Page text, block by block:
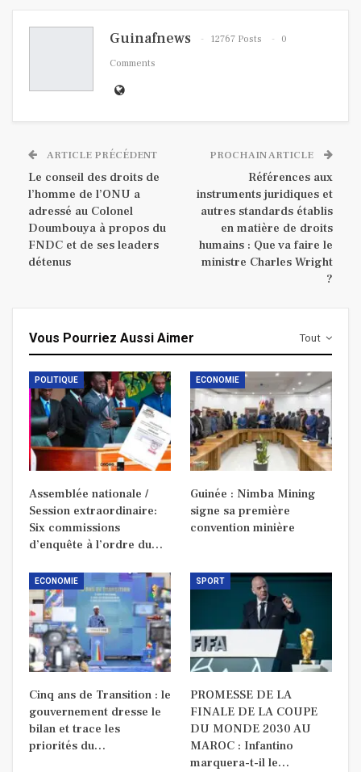
Guinafnews 12767 Posts
0
Comments
ARTICLE PRÉCÉDENT
Le conseil des droits de
l’homme de l’ONU a
adressé au Colonel
Doumbouya à propos du
FNDC et de ses leaders
détenus
PROCHAIN ARTICLE
Références aux
instruments juridiques et
autres standards établis
en matière de droits
humains : Que va faire le
ministre Charles Wright
?
Tout
Vous Pourriez Aussi Aimer
POLITIQUE
Assemblée nationale /
Session extraordinaire:
Six commissions
d’enquête à l’ordre du…
ECONOMIE
Guinée : Nimba Mining
signe sa première
convention minière
ECONOMIE
Cinq ans de Transition : le
gouvernement dresse le
bilan et trace les
priorités du…
SPORT
PROMESSE DE LA
FINALE DE LA COUPE
DU MONDE 2030 AU
MAROC : Infantino
marquera-t-il le…